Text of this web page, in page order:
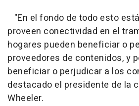
"En el fondo de todo esto
proveen conectividad en el
hogares pueden beneficiar o
proveedores de contenidos, y
beneficiar o perjudicar a los
destacado el presidente de la
Wheeler.